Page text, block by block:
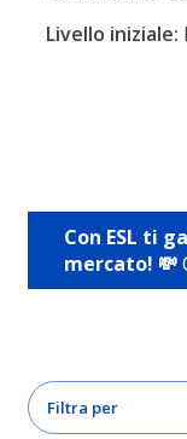
Livello iniziale:
Con ESL ti
mercato! 💸
Filtra per